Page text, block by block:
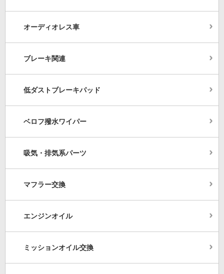
オーディオレス車
ブレーキ関連
低ダストブレーキパッド
ベロフ撥水ワイパー
吸気・排気系パーツ
マフラー交換
エンジンオイル
ミッションオイル交換